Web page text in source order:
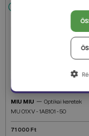
MIU MIU — Optikai keretek
MU 01XV - 1AB1O1 - 50
71 000 Ft